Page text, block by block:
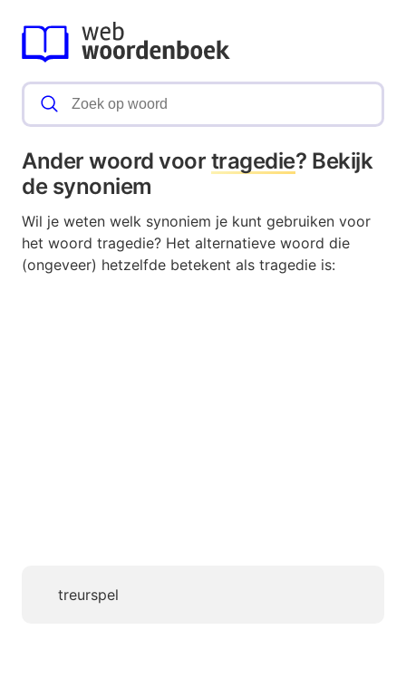
Ander woord voor tragedie? Bekijk
de synoniem
Wil je weten welk synoniem je kunt gebruiken voor
het woord tragedie? Het alternatieve woord die
(ongeveer) hetzelfde betekent als tragedie is:
treurspel